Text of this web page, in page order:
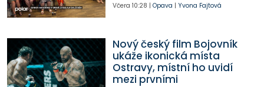
Včera 10:28 | Opava | Yvona Fajtová
Nový český film Bojovník
ukáže ikonická místa
Ostravy, místní ho uvidí
mezi prvními